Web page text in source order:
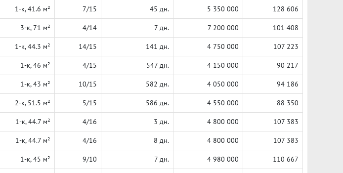
1-к, 41.6 м² 7/15 45 дн. 5 350 000 128 606
3-к, 71 м² 4/14 7 дн. 7 200 000 101 408
1-к, 44.3 м² 14/15 141 дн. 4 750 000 107 223
1-к, 46 м² 4/15 547 дн. 4 150 000 90 217
1-к, 43 м² 10/15 582 дн. 4 050 000 94 186
2-к, 51.5 м² 5/15 586 дн. 4 550 000 88 350
1-к, 44.7 м² 4/16 3 дн. 4 800 000 107 383
1-к, 44.7 м² 4/16 8 дн. 4 800 000 107 383
1-к, 45 м² 9/10 7 дн. 4 980 000 110 667